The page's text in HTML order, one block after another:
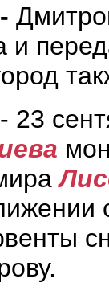
и
- 23